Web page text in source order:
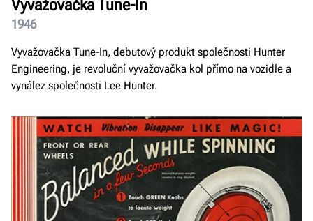
Vyvažovačka Tune-In
1946
Vyvažovačka Tune-In, debutový produkt společnosti Hunter
Engineering, je revoluční vyvažovačka kol přímo na vozidle a
vynález společnosti Lee Hunter.